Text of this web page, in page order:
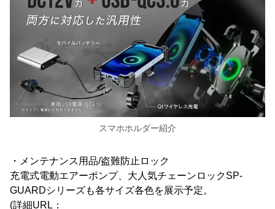
スマホホルダー紹介
・メンテナンス用品/盗難防止ロック
充電式電動エアーポンプ、大人気チェーンロックSP-
GUARDシリーズも各サイズ各色を展示予定。
(詳細URL：